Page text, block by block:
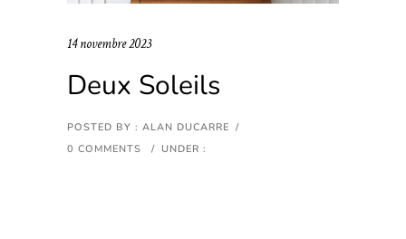
14 novembre 2023
Deux Soleils
POSTED BY : ALAN DUCARRE /
0 COMMENTS
/ UNDER :